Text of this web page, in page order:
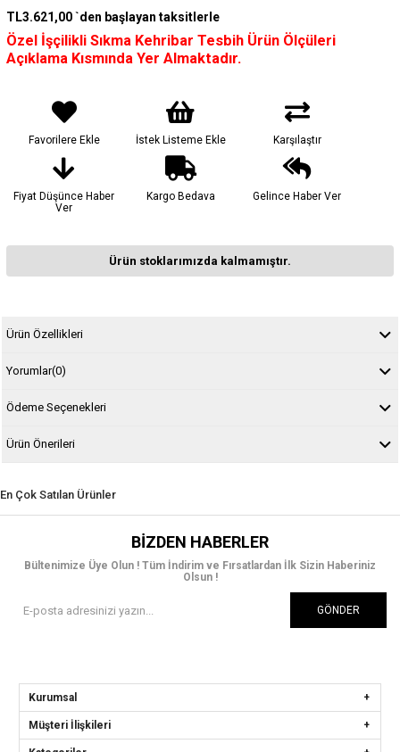
TL3.621,00 `den başlayan taksitlerle
Özel İşçilikli Sıkma Kehribar Tesbih Ürün Ölçüleri
Açıklama Kısmında Yer Almaktadır.
Favorilere Ekle İstek Listeme Ekle Karşılaştır
Fiyat Düşünce Haber
Ver
Kargo Bedava Gelince Haber Ver
Ürün stoklarımızda kalmamıştır.
Ürün Özellikleri
Yorumlar(0)
Ödeme Seçenekleri
Ürün Önerileri
En Çok Satılan Ürünler
BIZDEN HABERLER
Bültenimize Üye Olun ! Tüm İndirim ve Fırsatlardan İlk Sizin Haberiniz
Olsun !
GÖNDER
Kurumsal
Müşteri İlişkileri